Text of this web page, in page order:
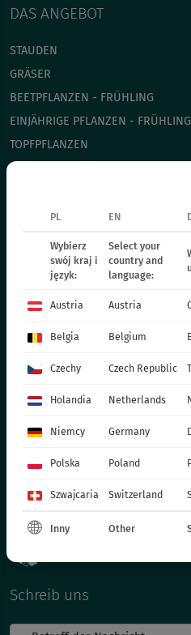
DAS ANGEBOT
STAUDEN
GRÄSER
BEETPFLANZEN - FRÜHLING
EINJÄHRIGE PFLANZEN - FRÜHLING
TOPFPFLANZEN
CHRYSANTHEMEN
ZWEIJÄHRIGE PFLANZEN
KATALOG OGRODNIKA
PRODUKTIONSMATERIALIEN
SOCIAL MEDIA
+48 52 326 20 00
Schreib uns
PL EN
Wybierz
swój kraj i
język:
Select your
country and
language:
Austria Austria
Belgia Belgium
Czechy Czech Republic
Holandia Netherlands
Niemcy Germany
Polska Poland
Szwajcaria Switzerland
Inny Other